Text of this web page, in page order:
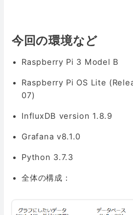
今回の環境など
Raspberry Pi 3 Model B
Raspberry Pi OS Lite
07)
InfluxDB version 1.8.9
Grafana v8.1.0
Python 3.7.3
全体の構成：